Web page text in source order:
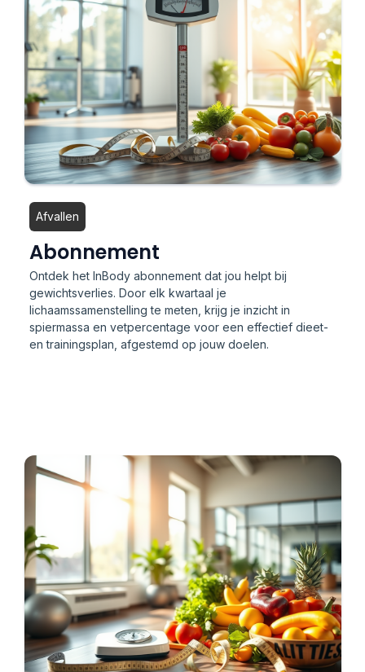
Afvallen
Abonnement
Ontdek het InBody abonnement dat jou helpt bij
gewichtsverlies. Door elk kwartaal je
lichaamssamenstelling te meten, krijg je inzicht in
spiermassa en vetpercentage voor een effectief dieet-
en trainingsplan, afgestemd op jouw doelen.